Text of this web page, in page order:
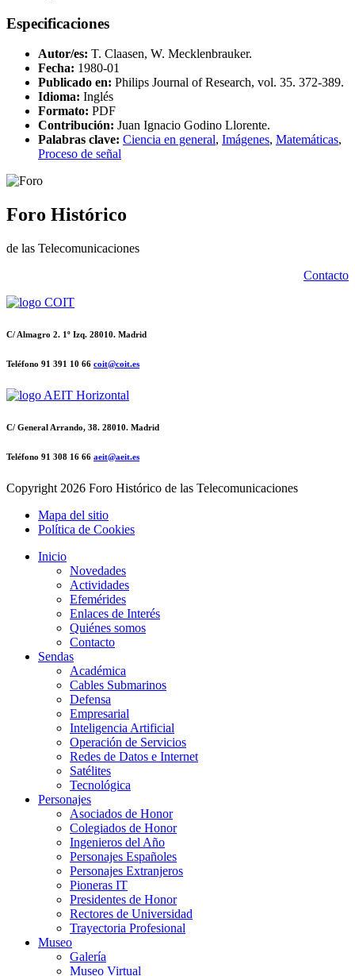
Especificaciones
Autor/es: T. Claasen, W. Mecklenbrauker.
Fecha: 1980-01
Publicado en: Philips Journal of Research, vol. 35. 372-389.
Idioma: Inglés
Formato: PDF
Contribución: Juan Ignacio Godino Llorente.
Palabras clave: Ciencia en general, Imágenes, Matemáticas,
Proceso de señal
Foro Histórico
de las Telecomunicaciones
Contacto
C/ Almagro 2. 1º Izq. 28010. Madrid
Teléfono 91 391 10 66 coit@coit.es
C/ General Arrando, 38. 28010. Madrid
Teléfono 91 308 16 66 aeit@aeit.es
Copyright 2026 Foro Histórico de las Telecomunicaciones
Mapa del sitio
Política de Cookies
Inicio
Novedades
Actividades
Efemérides
Enlaces de Interés
Quiénes somos
Contacto
Sendas
Académica
Cables Submarinos
Defensa
Empresarial
Inteligencia Artificial
Operación de Servicios
Redes de Datos e Internet
Satélites
Tecnológica
Personajes
Asociados de Honor
Colegiados de Honor
Ingenieros del Año
Personajes Españoles
Personajes Extranjeros
Pioneras IT
Presidentes de Honor
Rectores de Universidad
Trayectoria Profesional
Museo
Galería
Museo Virtual